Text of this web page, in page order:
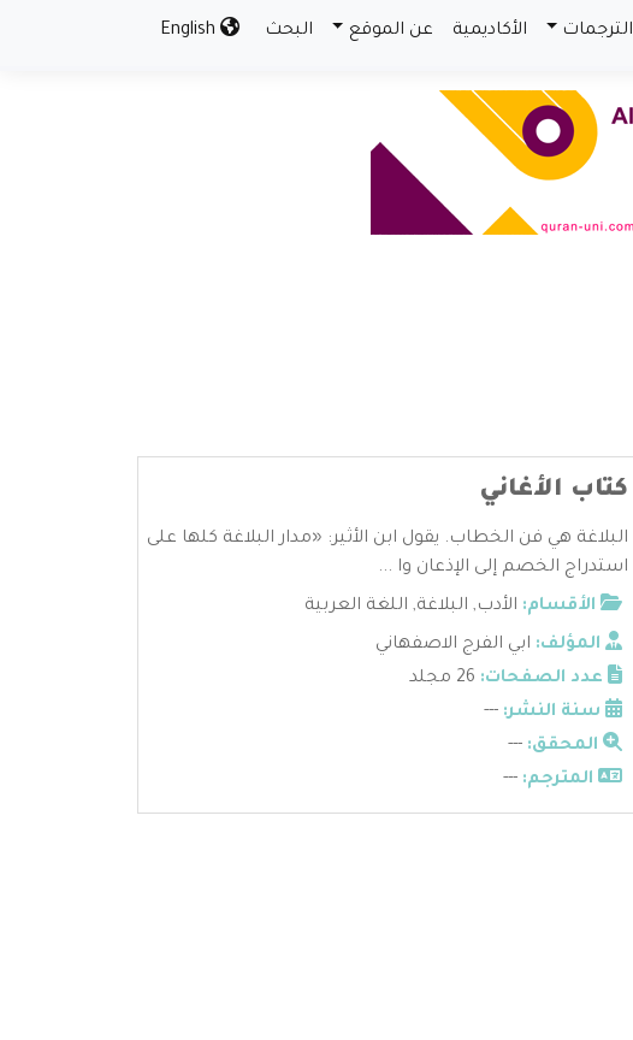
الترجمات الأكاديمية عن الموقع البحث
كتاب الأغاني
البلاغة هي فن الخطاب. يقول ابن الأثير: «مدار البلاغة كلها على
استدراج الخصم إلى الإذعان وا ...
الأقسام: الأدب, البلاغة, اللغة العربية
المؤلف: ابي الفرج الاصفهاني
عدد الصفحات:
سنة النشر: ---
المحقق: ---
المترجم: ---